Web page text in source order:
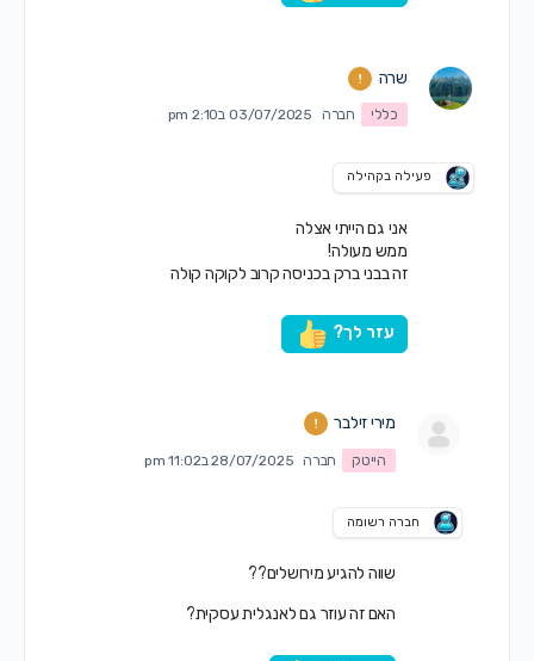
שרה
כללי חברה 03/07/2025 ב2:10 pm
פעילה בקהילה
אני גם הייתי אצלה
ממש מעולה!
זה בבני ברק בכניסה קרוב לקוקה קולה
עזר לך?
מירי זילבר
הייטק חברה 28/07/2025 ב11:02 pm
חברה רשומה
שווה להגיע מירושלים??
האם זה עוזר גם לאנגלית עסקית?